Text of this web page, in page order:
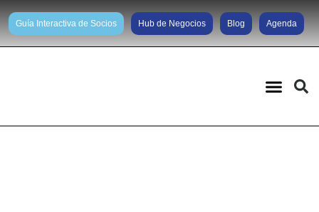
Guía Interactiva de Socios Hub de Negocios Blog Agenda